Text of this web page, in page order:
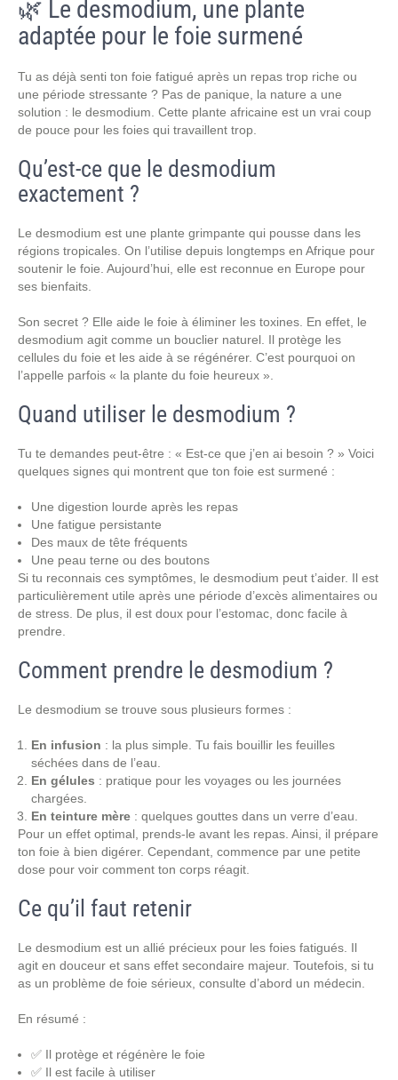
🌿 Le desmodium, une plante
adaptée pour le foie surmené
Tu as déjà senti ton foie fatigué après un repas trop riche ou
une période stressante ? Pas de panique, la nature a une
solution : le desmodium. Cette plante africaine est un vrai coup
de pouce pour les foies qui travaillent trop.
Qu’est-ce que le desmodium
exactement ?
Le desmodium est une plante grimpante qui pousse dans les
régions tropicales. On l’utilise depuis longtemps en Afrique pour
soutenir le foie. Aujourd’hui, elle est reconnue en Europe pour
ses bienfaits.
Son secret ? Elle aide le foie à éliminer les toxines. En effet, le
desmodium agit comme un bouclier naturel. Il protège les
cellules du foie et les aide à se régénérer. C’est pourquoi on
l’appelle parfois « la plante du foie heureux ».
Quand utiliser le desmodium ?
Tu te demandes peut-être : « Est-ce que j’en ai besoin ? » Voici
quelques signes qui montrent que ton foie est surmené :
Une digestion lourde après les repas
Une fatigue persistante
Des maux de tête fréquents
Une peau terne ou des boutons
Si tu reconnais ces symptômes, le desmodium peut t’aider. Il est
particulièrement utile après une période d’excès alimentaires ou
de stress. De plus, il est doux pour l’estomac, donc facile à
prendre.
Comment prendre le desmodium ?
Le desmodium se trouve sous plusieurs formes :
En infusion : la plus simple. Tu fais bouillir les feuilles
séchées dans de l’eau.
En gélules : pratique pour les voyages ou les journées
chargées.
En teinture mère : quelques gouttes dans un verre d’eau.
Pour un effet optimal, prends-le avant les repas. Ainsi, il prépare
ton foie à bien digérer. Cependant, commence par une petite
dose pour voir comment ton corps réagit.
Ce qu’il faut retenir
Le desmodium est un allié précieux pour les foies fatigués. Il
agit en douceur et sans effet secondaire majeur. Toutefois, si tu
as un problème de foie sérieux, consulte d’abord un médecin.
En résumé :
✅ Il protège et régénère le foie
✅ Il est facile à utiliser